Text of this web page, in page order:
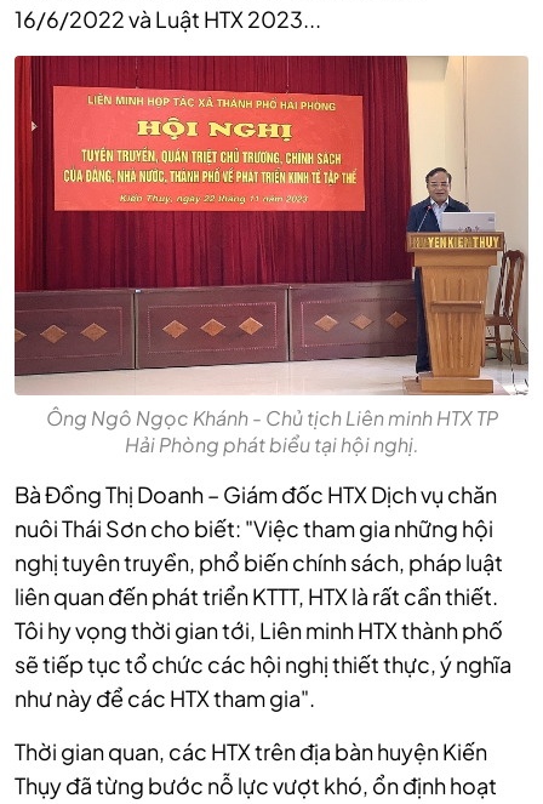
16/6/2022 và Luật HTX 2023...
Ông Ngô Ngọc Khánh - Chủ tịch Liên minh HTX TP
Hải Phòng phát biểu tại hội nghị.
Bà Đồng Thị Doanh – Giám đốc HTX Dịch vụ chăn
nuôi Thái Sơn cho biết: "Việc tham gia những hội
nghị tuyên truyền, phổ biến chính sách, pháp luật
liên quan đến phát triển KTTT, HTX là rất cần thiết.
Tôi hy vọng thời gian tới, Liên minh HTX thành phố
sẽ tiếp tục tổ chức các hội nghị thiết thực, ý nghĩa
như này để các HTX tham gia".
Thời gian quan, các HTX trên địa bàn huyện Kiến
Thụy đã từng bước nỗ lực vượt khó, ổn định hoạt